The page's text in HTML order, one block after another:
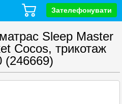
Зателефонувати
Sleep Master
Cocos, трикотаж
(246669)